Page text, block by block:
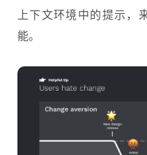
上下文环境中的提示，
能。